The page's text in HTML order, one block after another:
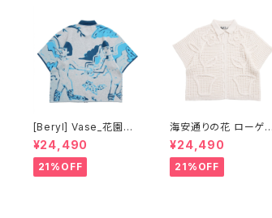
[Beryl] Vase_花園を
駆ける少女 半袖ニット
シャツ
¥24,490
21%OFF
海安通りの花 ローゲー
ジ立体オープンシャツ-
アイボリー
¥24,490
21%OFF